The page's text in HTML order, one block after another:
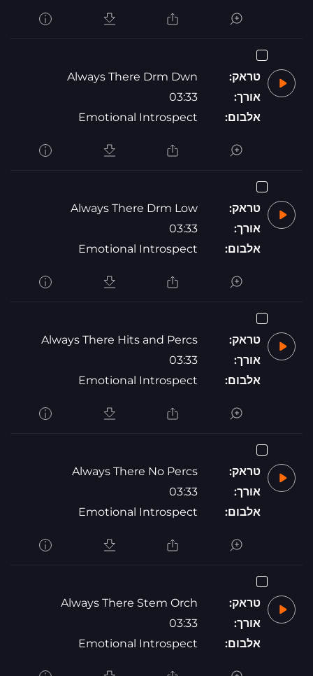
טראק:
Always There Drm Dwn
אורך:
03:33
אלבום:
Emotional Introspect
טראק:
Always There Drm Low
אורך:
03:33
אלבום:
Emotional Introspect
טראק:
Always There Hits and Percs
אורך:
03:33
אלבום:
Emotional Introspect
טראק:
Always There No Percs
אורך:
03:33
אלבום:
Emotional Introspect
טראק:
Always There Stem Orch
אורך:
03:33
אלבום:
Emotional Introspect